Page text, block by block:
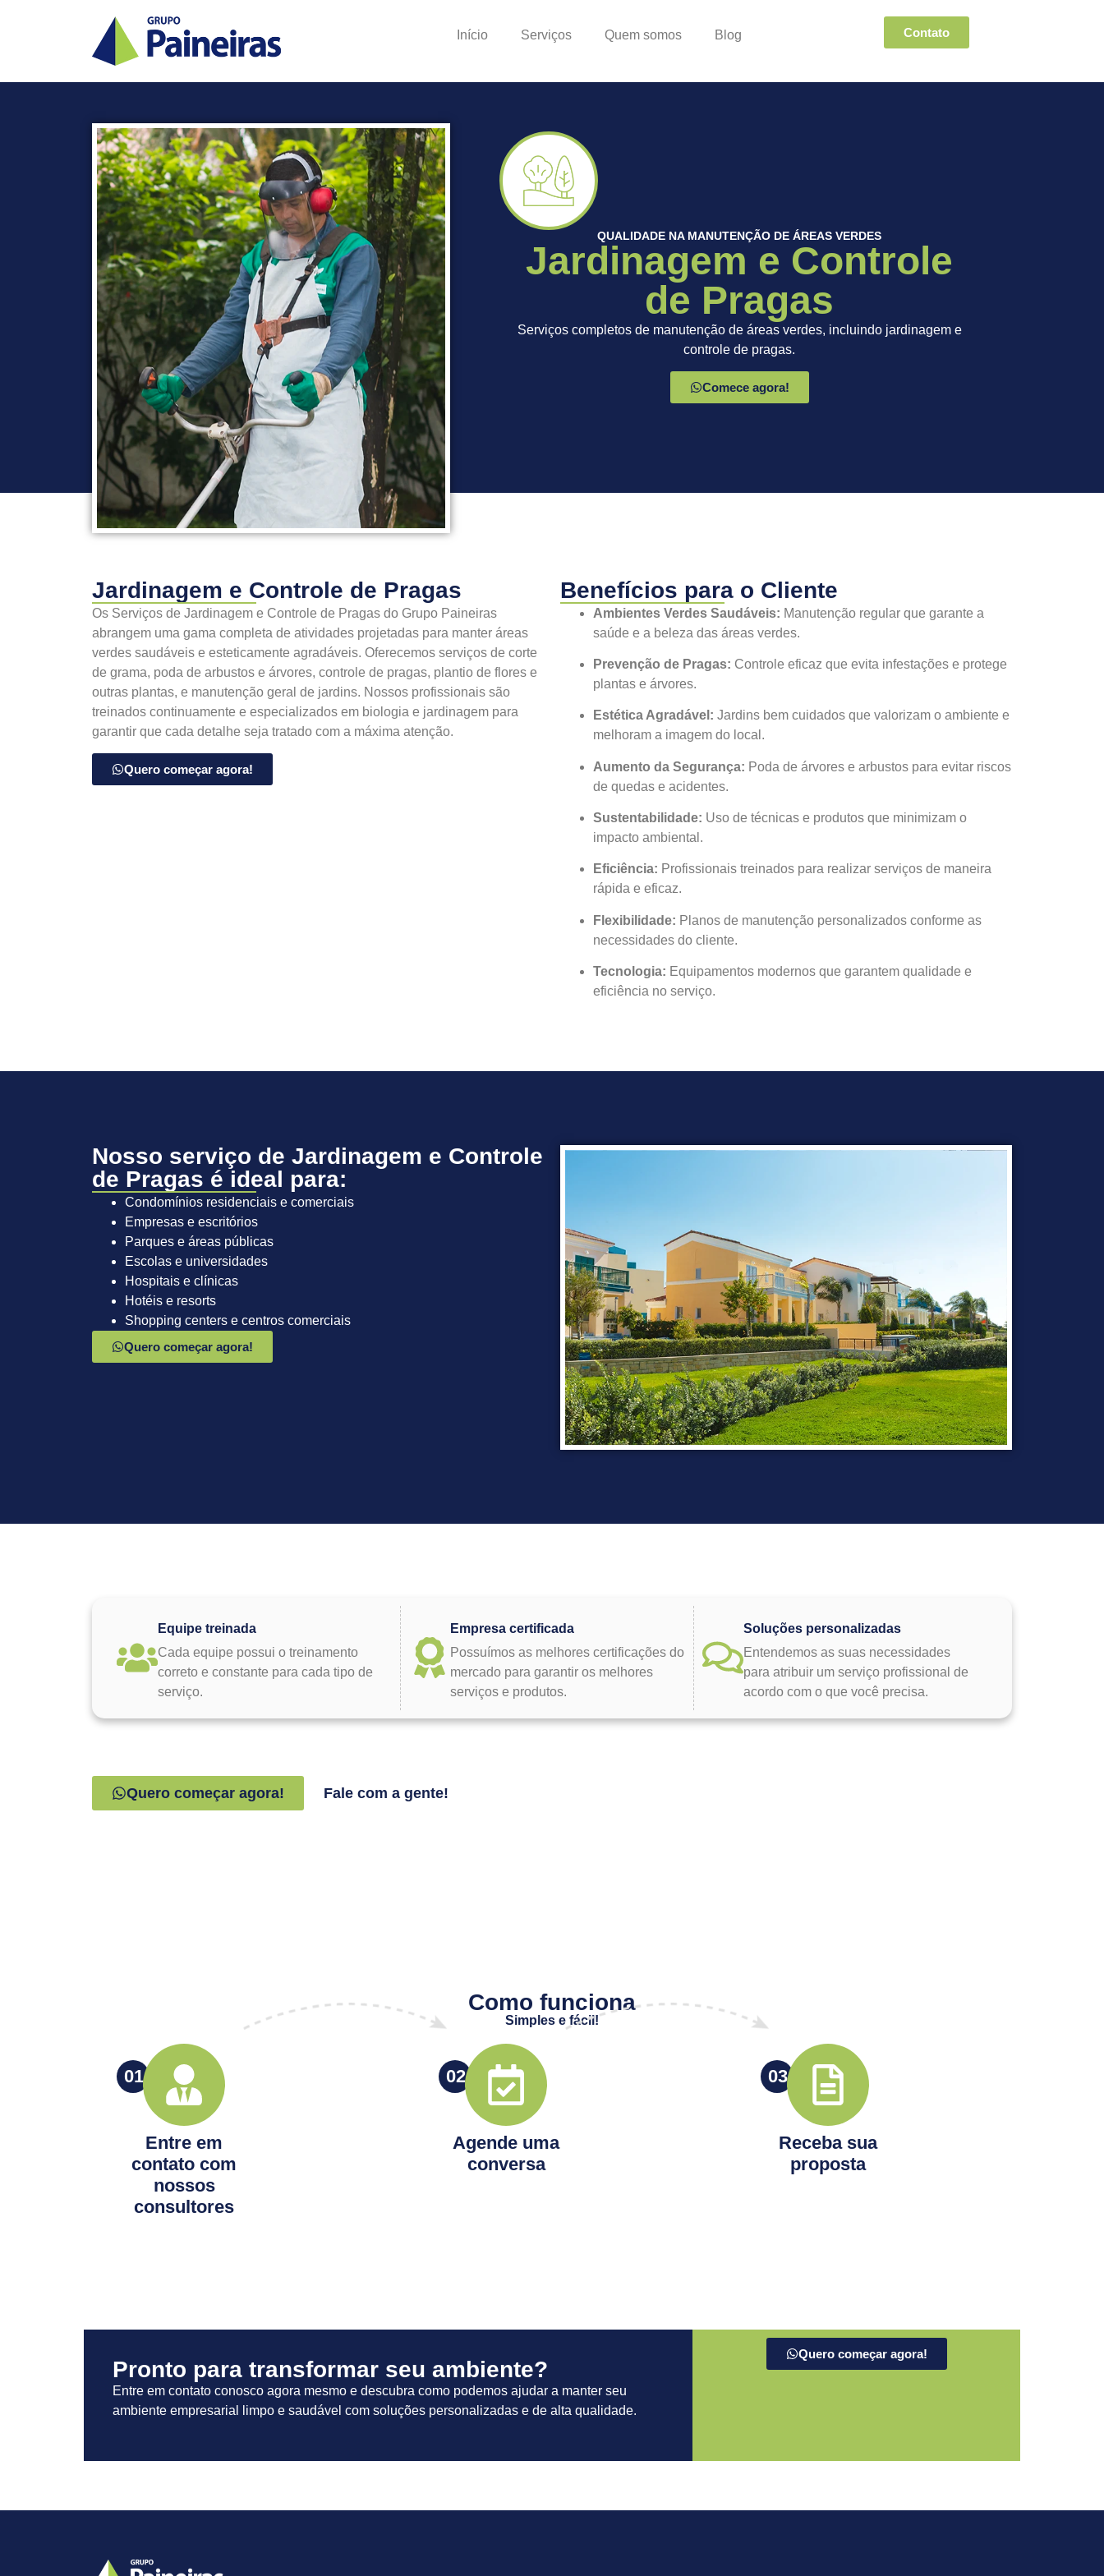
Início Serviços Quem somos Blog Contato
QUALIDADE NA MANUTENÇÃO DE ÁREAS VERDES
Jardinagem e Controle
de Pragas
Serviços completos de manutenção de áreas verdes, incluindo jardinagem e
controle de pragas.
Comece agora!
Jardinagem e Controle de Pragas
Os Serviços de Jardinagem e Controle de Pragas do Grupo Paineiras
abrangem uma gama completa de atividades projetadas para manter áreas
verdes saudáveis e esteticamente agradáveis. Oferecemos serviços de corte
de grama, poda de arbustos e árvores, controle de pragas, plantio de flores e
outras plantas, e manutenção geral de jardins. Nossos profissionais são
treinados continuamente e especializados em biologia e jardinagem para
garantir que cada detalhe seja tratado com a máxima atenção.
Quero começar agora!
Benefícios para o Cliente
Ambientes Verdes Saudáveis: Manutenção regular que garante a
saúde e a beleza das áreas verdes.
Prevenção de Pragas: Controle eficaz que evita infestações e protege
plantas e árvores.
Estética Agradável: Jardins bem cuidados que valorizam o ambiente e
melhoram a imagem do local.
Aumento da Segurança: Poda de árvores e arbustos para evitar riscos
de quedas e acidentes.
Sustentabilidade: Uso de técnicas e produtos que minimizam o
impacto ambiental.
Eficiência: Profissionais treinados para realizar serviços de maneira
rápida e eficaz.
Flexibilidade: Planos de manutenção personalizados conforme as
necessidades do cliente.
Tecnologia: Equipamentos modernos que garantem qualidade e
eficiência no serviço.
Nosso serviço de Jardinagem e Controle
de Pragas é ideal para:
Condomínios residenciais e comerciais
Empresas e escritórios
Parques e áreas públicas
Escolas e universidades
Hospitais e clínicas
Hotéis e resorts
Shopping centers e centros comerciais
Quero começar agora!
Equipe treinada
Cada equipe possui o treinamento
correto e constante para cada tipo de
serviço.
Empresa certificada
Possuímos as melhores certificações do
mercado para garantir os melhores
serviços e produtos.
Soluções personalizadas
Entendemos as suas necessidades
para atribuir um serviço profissional de
acordo com o que você precisa.
Quero começar agora! Fale com a gente!
Como funciona
Simples e fácil!
01
Entre em
contato com
nossos
consultores
02
Agende uma
conversa
03
Receba sua
proposta
Pronto para transformar seu ambiente?​
Entre em contato conosco agora mesmo e descubra como podemos ajudar a manter seu
ambiente empresarial limpo e saudável com soluções personalizadas e de alta qualidade.
Quero começar agora!